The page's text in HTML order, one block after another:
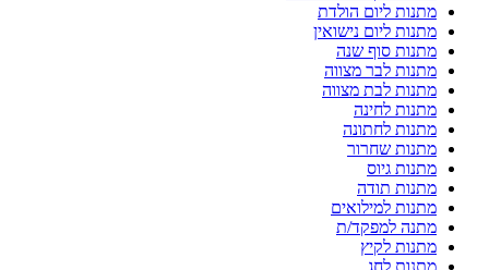
מתנות ליום הולדת
מתנות ליום נישואין
מתנות סוף שנה
מתנות לבר מצווה
מתנות לבת מצווה
מתנות לחינה
מתנות לחתונה
מתנות שחרור
מתנות גיוס
מתנות תודה
מתנות למילואים
מתנה למפקד/ת
מתנות לקיץ
מתנות לחג